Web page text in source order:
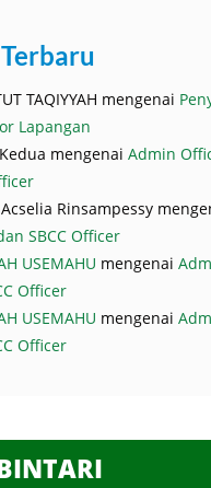
TAQIYYAH mengenai
Lapangan
mengenai Admin
Rinsampessy
SBCC Officer
USEMAHU mengenai
Officer
USEMAHU mengenai
Officer